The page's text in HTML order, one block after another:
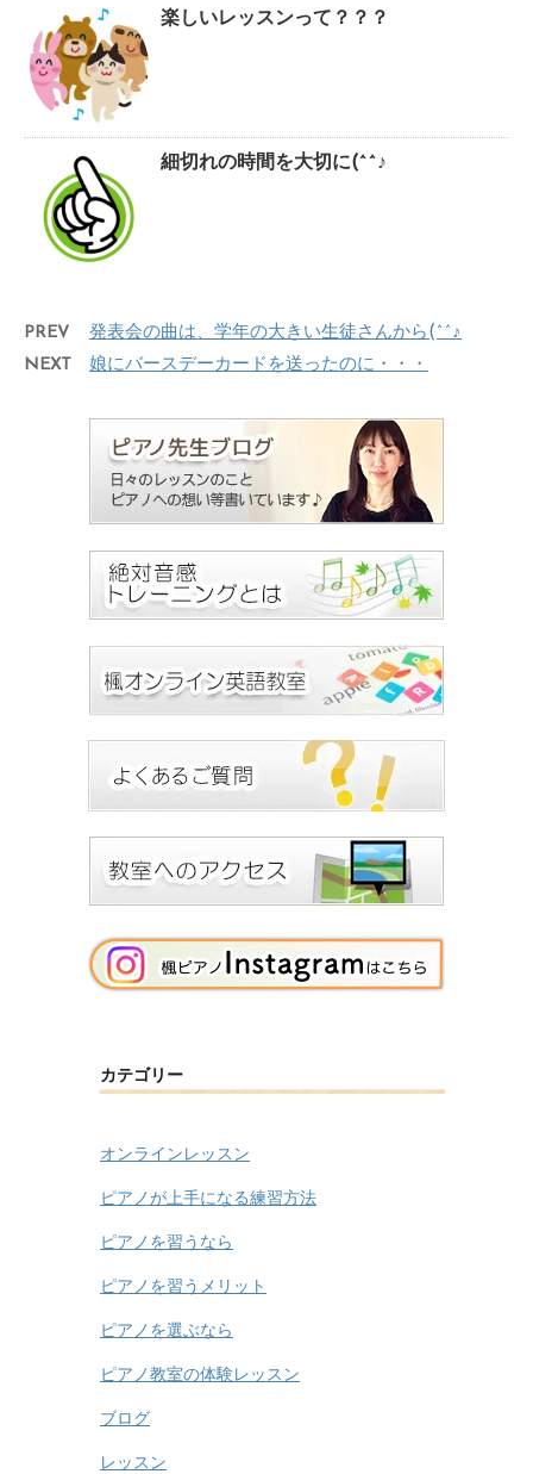
楽しいレッスンって？？？
細切れの時間を大切に(^^♪
PREV
発表会の曲は、学年の大きい生徒さんから(^^♪
NEXT
娘にバースデーカードを送ったのに・・・
カテゴリー
オンラインレッスン
ピアノが上手になる練習方法
ピアノを習うなら
ピアノを習うメリット
ピアノを選ぶなら
ピアノ教室の体験レッスン
ブログ
レッスン